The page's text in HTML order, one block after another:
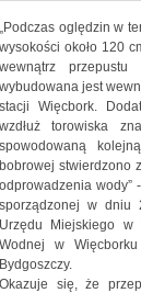
„Podczas oględzin w
wysokości około 120
wewnątrz
wybudowana jest
stacji Więcbork.
wzdłuż torowiska
spowodowaną
bobrowej stwierdzono
odprowadzenia wody”
sporządzonej w dniu
Urzędu Miejskiego w
Wodnej w
Bydgoszczy.
Okazuje się, że